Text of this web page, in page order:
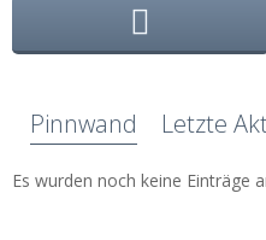
Pinnwand Letzte
Es wurden noch keine Einträge